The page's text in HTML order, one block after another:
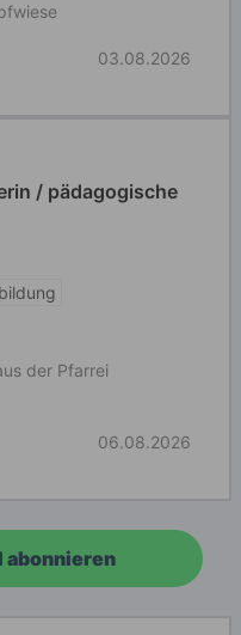
03.08.2026
/ pädagogische
der Pfarrei
06.08.2026
abonnieren